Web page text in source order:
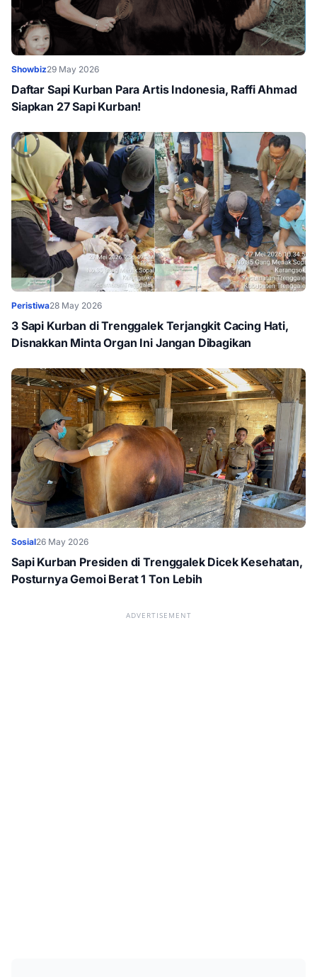
Showbiz29 May 2026
Daftar Sapi Kurban Para Artis Indonesia, Raffi Ahmad
Siapkan 27 Sapi Kurban!
Peristiwa28 May 2026
3 Sapi Kurban di Trenggalek Terjangkit Cacing Hati,
Disnakkan Minta Organ Ini Jangan Dibagikan
Sosial26 May 2026
Sapi Kurban Presiden di Trenggalek Dicek Kesehatan,
Posturnya Gemoi Berat 1 Ton Lebih
ADVERTISEMENT